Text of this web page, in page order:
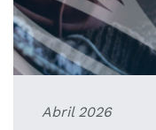
Abril 2026